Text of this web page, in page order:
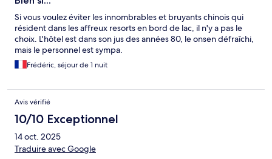
Si vous voulez éviter les innombrables et bruyants chinois qui
résident dans les affreux resorts en bord de lac, il n'y a pas le
choix. L'hôtel est dans son jus des années 80, le onsen défraîchi,
mais le personnel est sympa.
Frédéric, séjour de 1 nuit
Avis vérifié
10/10 Exceptionnel
14 oct. 2025
Traduire avec Google